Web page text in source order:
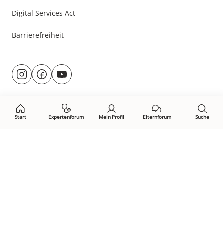
Start Expertenforum Mein Profil Elternforum Suche
Digital Services Act
Barrierefreiheit
Besuche
uns@rund.ums.baby
facebook.com/rundumsbaby.de
youtube.com/@rundumsbaby_